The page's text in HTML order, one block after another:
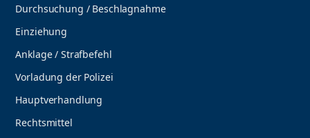
Durchsuchung / Beschlagnahme
Einziehung
Anklage / Strafbefehl
Vorladung der Polizei
Hauptverhandlung
Rechtsmittel